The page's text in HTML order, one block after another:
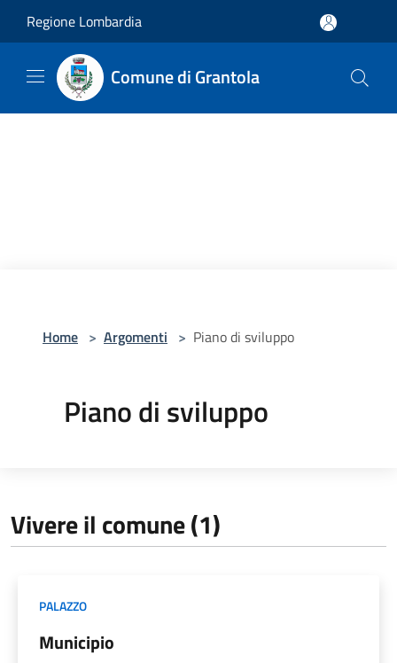
Regione Lombardia
Comune di Grantola
Home > Argomenti > Piano di sviluppo
Piano di sviluppo
Vivere il comune (1)
PALAZZO
Municipio